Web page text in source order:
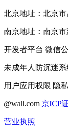
北京地址：北京
南京地址：南京
开发者平台 微信
未成年人防沉迷系
用户应用权限 隐
@wali.com 京ICP
营业执照